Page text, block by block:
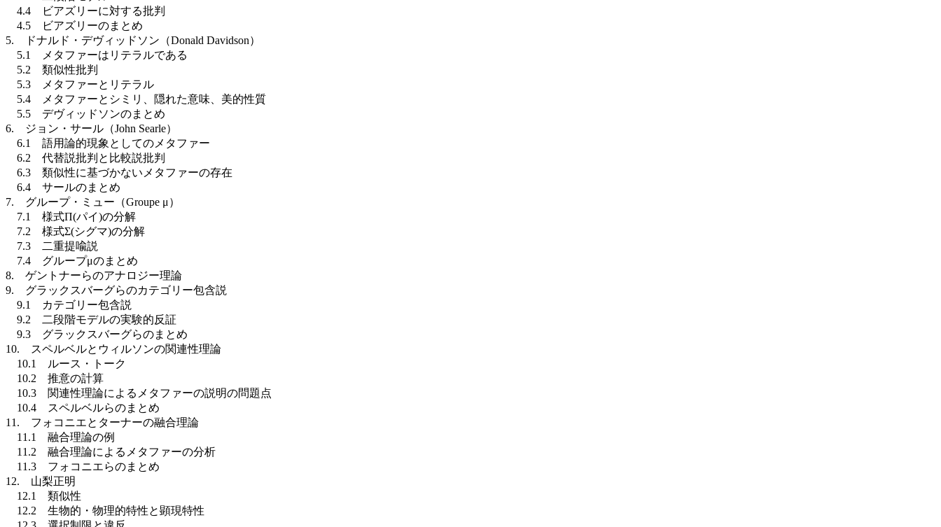
4.4 ビアズリーに対する批判
4.5 ビアズリーのまとめ
5. ドナルド・デヴィッドソン（Donald Davidson）
5.1 メタファーはリテラルである
5.2 類似性批判
5.3 メタファーとリテラル
5.4 メタファーとシミリ、隠れた意味、美的性質
5.5 デヴィッドソンのまとめ
6. ジョン・サール（John Searle）
6.1 語用論的現象としてのメタファー
6.2 代替説批判と比較説批判
6.3 類似性に基づかないメタファーの存在
6.4 サールのまとめ
7. グループ・ミュー（Groupe μ）
7.1 様式Π(パイ)の分解
7.2 様式Σ(シグマ)の分解
7.3 二重提喩説
7.4 グループμのまとめ
8. ゲントナーらのアナロジー理論
9. グラックスバーグらのカテゴリー包含説
9.1 カテゴリー包含説
9.2 二段階モデルの実験的反証
9.3 グラックスバーグらのまとめ
10. スペルベルとウィルソンの関連性理論
10.1 ルース・トーク
10.2 推意の計算
10.3 関連性理論によるメタファーの説明の問題点
10.4 スペルベルらのまとめ
11. フォコニエとターナーの融合理論
11.1 融合理論の例
11.2 融合理論によるメタファーの分析
11.3 フォコニエらのまとめ
12. 山梨正明
12.1 類似性
12.2 生物的・物理的特性と顕現特性